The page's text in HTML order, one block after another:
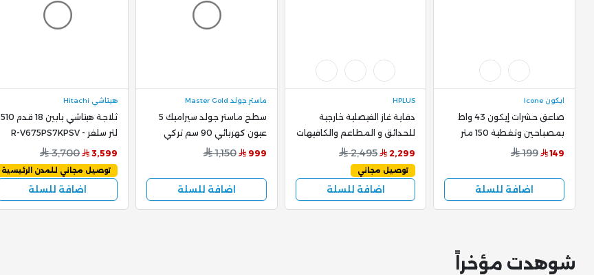
ايكون Icone
صاعق حشرات إيكون 43 واط
بمصباحين وتغطية 150 متر
مربع – موديل JB20C 2X20W
149
199
اضافة للسلة
HPLUS
دفاية غاز الفيصلية خارجية
للحدائق و المطاعم والكافيهات
باللون الأسود - فانتا بلاك -
عرض الباكدج
2,299
2,495
توصيل مجاني
اضافة للسلة
ماستر جولد Master Gold
سطح ماستر جولد سيراميك 5
عيون كهربائي 90 سم تركي
8400 واط ، MG - V9005
999
1,150
اضافة للسلة
هيتاشي Hitachi
ثلاجة هيتاشي بابين 18 قدم 510
لتر سلفر - R-V675PS7KPSV
3,599
3,700
توصيل مجاني للمدن الرئيسية
اضافة للسلة
شوهدت مؤخراً